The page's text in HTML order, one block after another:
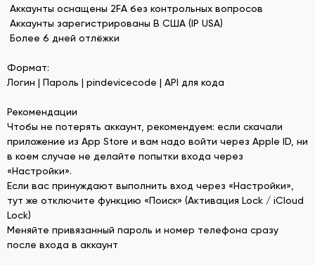
Аккаунты оснащены 2FA без контрольных вопросов
Аккаунты зарегистрированы В США (IP USA)
Более 6 дней отлёжки
Формат:
Логин | Пароль | pindevicecode | API для кода
Рекомендации
Чтобы не потерять аккаунт, рекомендуем: если скачали
приложение из App Store и вам надо войти через Apple ID, ни
в коем случае не делайте попытки входа через
«Настройки».
Если вас принуждают выполнить вход через «Настройки»,
тут же отключите функцию «Поиск» (Активация Lock / iCloud
Lock)
Меняйте привязанный пароль и номер телефона сразу
после входа в аккаунт